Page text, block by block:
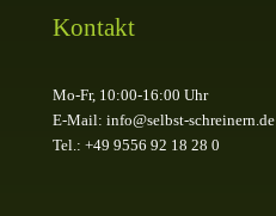
Kontakt
Mo-Fr, 10:00-16:00 Uhr
E-Mail: info@selbst-schreinern.de
Tel.: +49 9556 92 18 28 0